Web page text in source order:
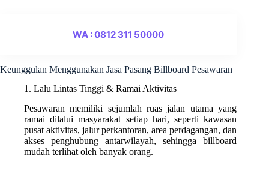
WA : 0812 311 50000
Keunggulan Menggunakan Jasa Pasang Billboard Pesawaran
1. Lalu Lintas Tinggi & Ramai Aktivitas
Pesawaran memiliki sejumlah ruas jalan utama yang
ramai dilalui masyarakat setiap hari, seperti kawasan
pusat aktivitas, jalur perkantoran, area perdagangan, dan
akses penghubung antarwilayah, sehingga billboard
mudah terlihat oleh banyak orang.